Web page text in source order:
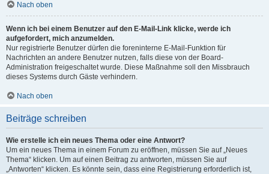
Nach oben
Wenn ich bei einem Benutzer auf den E-Mail-Link klicke, werde ich
aufgefordert, mich anzumelden.
Nur registrierte Benutzer dürfen die foreninterne E-Mail-Funktion für
Nachrichten an andere Benutzer nutzen, falls diese von der Board-
Administration freigeschaltet wurde. Diese Maßnahme soll den Missbrauch
dieses Systems durch Gäste verhindern.
Nach oben
Beiträge schreiben
Wie erstelle ich ein neues Thema oder eine Antwort?
Um ein neues Thema in einem Forum zu eröffnen, müssen Sie auf „Neues
Thema“ klicken. Um auf einen Beitrag zu antworten, müssen Sie auf
„Antworten“ klicken. Es könnte sein, dass eine Registrierung erforderlich ist,